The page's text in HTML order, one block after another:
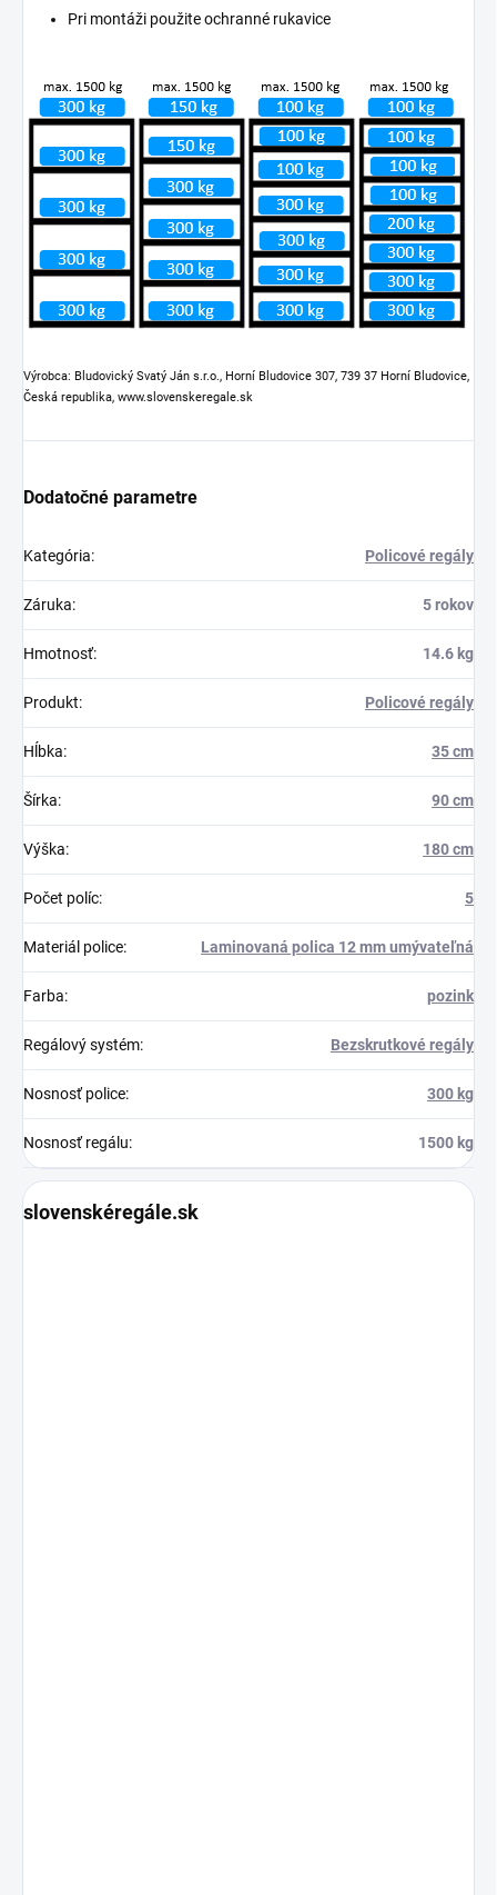
Pri montáži použite ochranné rukavice
Výrobca: Bludovický Svatý Ján s.r.o., Horní Bludovice 307, 739 37 Horní Bludovice,
Česká republika, www.slovenskeregale.sk
Dodatočné parametre
Kategória: Policové regály
Záruka: 5 rokov
Hmotnosť: 14.6 kg
Produkt: Policové regály
Hĺbka: 35 cm
Šírka: 90 cm
Výška: 180 cm
Počet políc: 5
Materiál police: Laminovaná polica 12 mm umývateľná
Farba: pozink
Regálový systém: Bezskrutkové regály
Nosnosť police: 300 kg
Nosnosť regálu: 1500 kg
slovenskéregále.sk